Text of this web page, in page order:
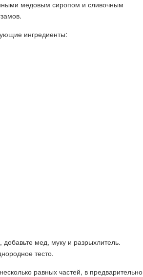
медовым сиропом и сливочным
ингредиенты:
мед, муку и разрыхлитель.
тесто.
равных частей, в предварительно